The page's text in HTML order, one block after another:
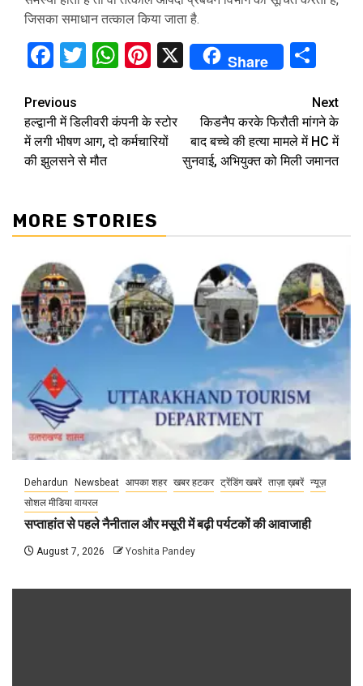
जिसका समाधान तत्काल किया जाता है.
Facebook
Twitter
WhatsApp
Pinterest
X Share
Continue
Reading
Previous
हल्द्वानी में डिलीवरी कंपनी के स्टोर
में लगी भीषण आग, दो कर्मचारियों
की झुलसने से मौत
Next
किडनैप करके फिरौती मांगने के
बाद बच्चे की हत्या मामले में HC में
सुनवाई, अभियुक्त को मिली जमानत
MORE STORIES
Dehardun Newsbeat आपका शहर खबर हटकर ट्रेंडिंग खबरें ताज़ा ख़बरें न्यूज़
सोशल मीडिया वायरल
सप्ताहांत से पहले नैनीताल और मसूरी में बढ़ी पर्यटकों की आवाजाही
August 7, 2026 Yoshita Pandey